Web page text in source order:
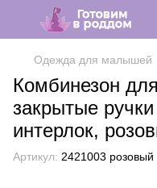
Одежда для малышей
Комбинезон
закрытые
интерлок,
Артикул: 2421003 розовый